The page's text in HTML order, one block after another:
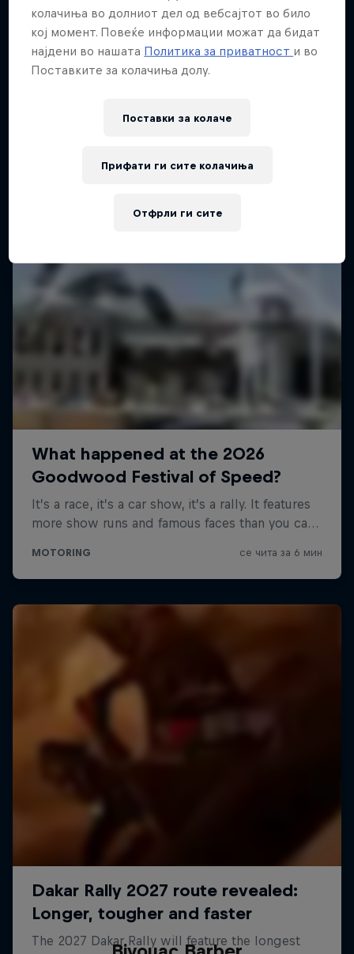
колачиња во долниот дел од вебсајтот во било
кој момент. Повеќе информации можат да бидат
најдени во нашата Политика за приватност и во
Поставките за колачиња долу.
Поставки за колачe
Отфрли ги сите
Прифати ги сите колачиња